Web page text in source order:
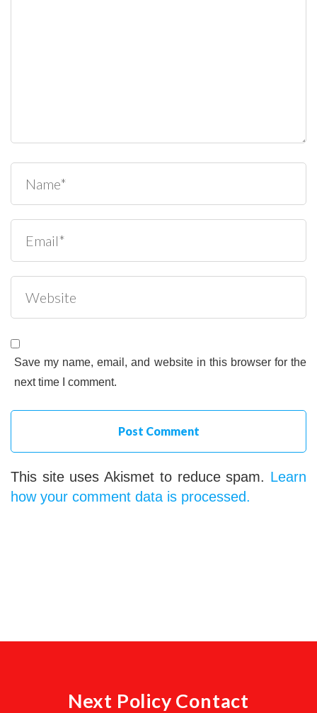
Save my name, email, and website in this browser for the
next time I comment.
This site uses Akismet to reduce spam. Learn
how your comment data is processed.
Next Policy Contact